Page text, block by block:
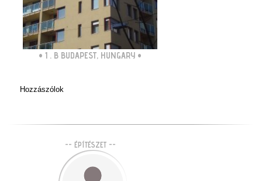
• 1 . B BUDAPEST, HUNGARY •
Hozzászólok
-- ÉPÍTÉSZET --